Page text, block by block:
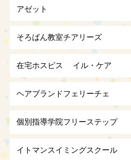
アゼット
そろばん教室チアリーズ
在宅ホスピス イル・ケア
ヘアブランドフェリーチェ
個別指導学院フリーステップ
イトマンスイミングスクール